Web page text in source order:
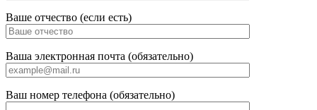
Ваше отчество (если есть)
Ваша электронная почта (обязательно)
Ваш номер телефона (обязательно)